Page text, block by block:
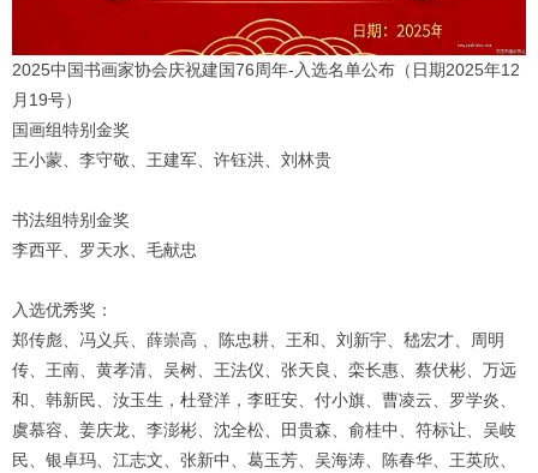
2025中国书画家协会庆祝建国76周年-入选名单公布（日期2025年12
月19号）
国画组特别金奖
王小蒙、李守敬、王建军、许钰洪、刘林贵
书法组特别金奖
李西平、罗天水、毛献忠
入选优秀奖：
郑传彪、冯义兵、薛崇高 、陈忠耕、王和、刘新宇、嵇宏才、周明
传、王南、黄孝清、吴树、王法仪、张天良、栾长惠、蔡伏彬、万远
和、韩新民、汝玉生，杜登洋，李旺安、付小旗、曹凌云、罗学炎、
虞慕容、姜庆龙、李澎彬、沈全松、田贵森、俞桂中、符标让、吴岐
民、银卓玛、江志文、张新中、葛玉芳、吴海涛、陈春华、王英欣、